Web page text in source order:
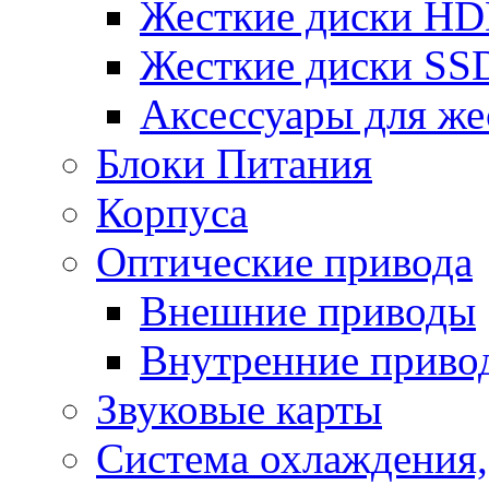
Жесткие диски
Жесткие диски
Аксессуары для
Блоки Питания
Корпуса
Оптические привода
Внешние приводы
Внутренние
Звуковые карты
Система